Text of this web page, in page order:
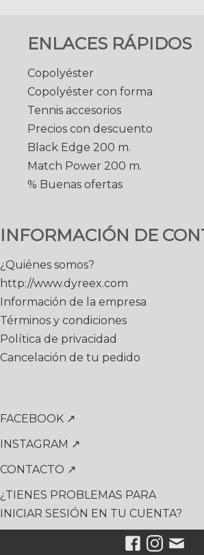
ENLACES RÁPIDOS
Copolyéster
Copolyéster con forma
Tennis accesorios
Precios con descuento
Black Edge 200 m.
Match Power 200 m.
% Buenas ofertas
INFORMACIÓN DE
¿Quiénes somos?
http://www.dyreex.com
Información de la empresa
Términos y condiciones
Política de privacidad
Cancelación de tu pedido
FACEBOOK ↗
INSTAGRAM ↗
CONTACTO ↗
¿TIENES PROBLEMAS PARA
INICIAR SESIÓN EN TU CUENTA?